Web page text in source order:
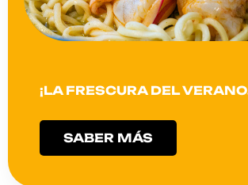
¡LA FRESCURA DEL
SABER MÁS